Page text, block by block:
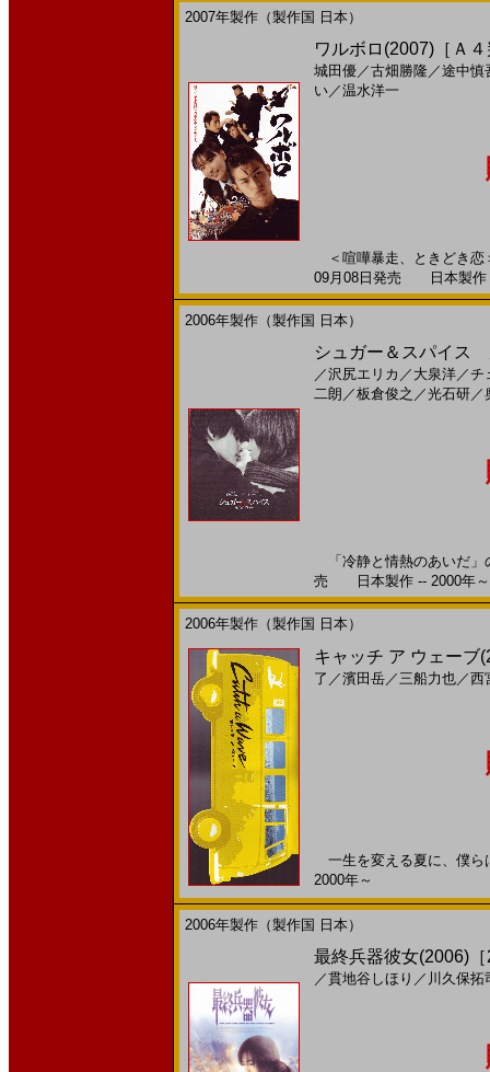
2007年製作（製作国 日本）
ワルボロ(2007)［Ａ
城田優／古畑勝隆／途中慎
い／温水洋一
＜喧嘩暴走、ときどき恋
09月08日発売 日本製作
2006年製作（製作国 日本）
シュガー＆スパイス
／沢尻エリカ ／ 大泉洋／チ
二朗 ／板倉俊之 ／光石研／
「冷静と情熱のあいだ」
売 日本製作 -- 2000年～
2006年製作（製作国 日本）
キャッチ ア ウェーブ
了 ／濱田岳／三船力也／西
一生を変える夏に、僕
2000年～
2006年製作（製作国 日本）
最終兵器彼女(2006)
／貫地谷しほり ／ 川久保拓